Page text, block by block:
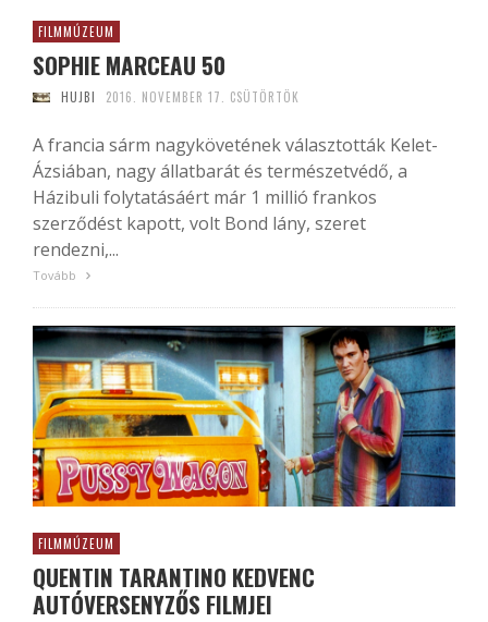
FILMMÚZEUM
SOPHIE MARCEAU 50
HUJBI 2016. NOVEMBER 17. CSÜTÖRTÖK
A francia sárm nagykövetének választották Kelet-
Ázsiában, nagy állatbarát és természetvédő, a
Házibuli folytatásáért már 1 millió frankos
szerződést kapott, volt Bond lány, szeret
rendezni,...
Tovább
FILMMÚZEUM
QUENTIN TARANTINO KEDVENC
AUTÓVERSENYZŐS FILMJEI